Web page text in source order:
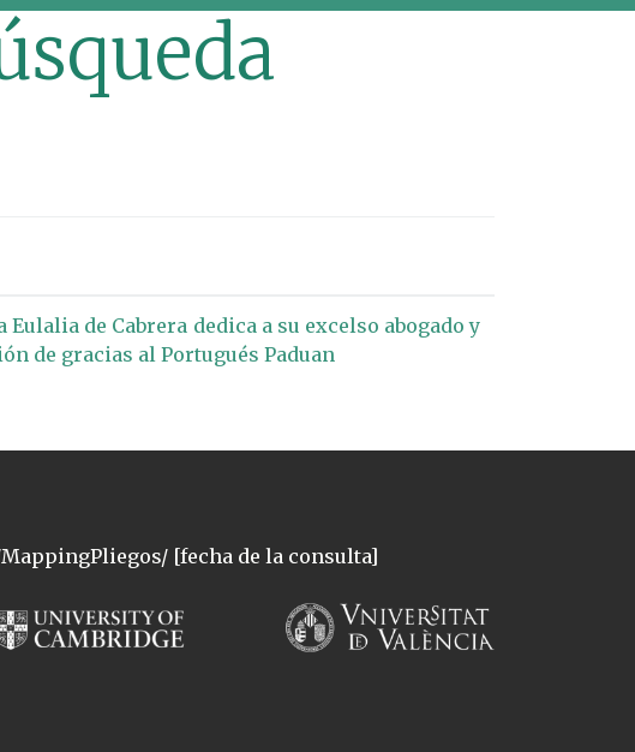
de Cabrera dedica a su excelso abogado y
de gracias al Portugués Paduan
[fecha de la consulta]